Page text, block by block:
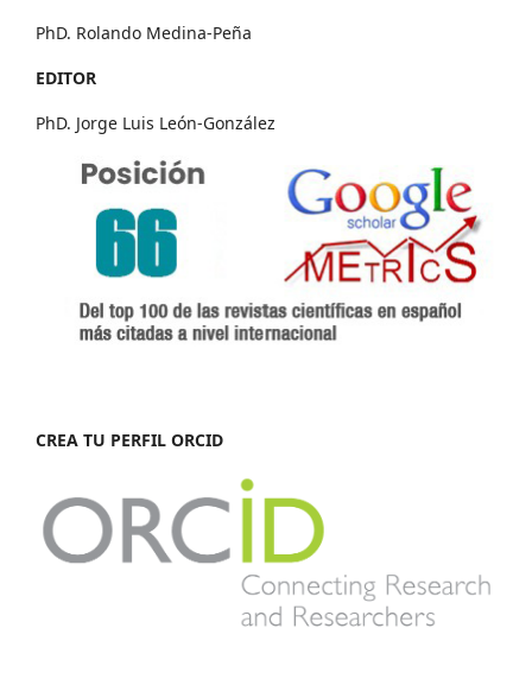
PhD. Rolando Medina-Peña
EDITOR
PhD. Jorge Luis León-González
CREA TU PERFIL ORCID